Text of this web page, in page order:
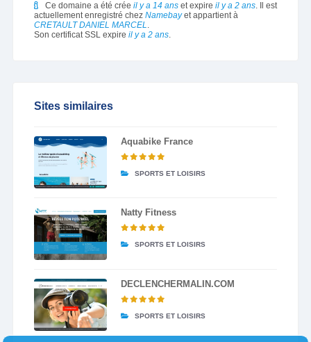
Ce domaine a été crée il y a 14 anset expire il y a 2 ans. Il est
actuellement enregistré chez Namebayet appartient à
CRETAULT DANIEL MARCEL.
Son certificat SSL expire il y a 2 ans.
Sites similaires
Aquabike France
SPORTS ET LOISIRS
Natty Fitness
SPORTS ET LOISIRS
DECLENCHERMALIN.COM
SPORTS ET LOISIRS